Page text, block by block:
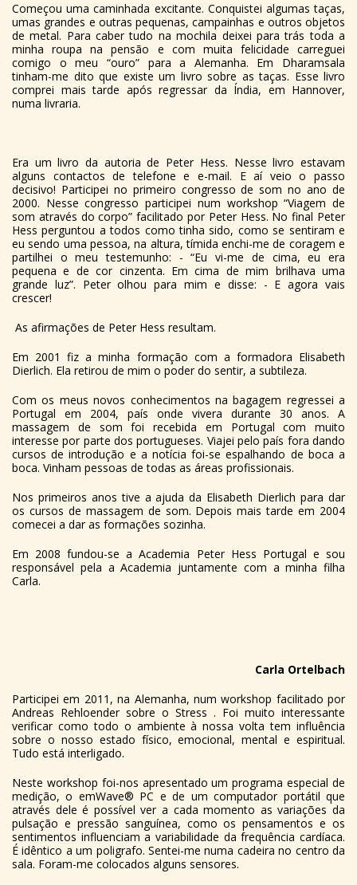
Começou uma caminhada excitante. Conquistei algumas taças,
umas grandes e outras pequenas, campainhas e outros objetos
de metal. Para caber tudo na mochila deixei para trás toda a
minha roupa na pensão e com muita felicidade carreguei
comigo o meu “ouro” para a Alemanha. Em Dharamsala
tinham-me dito que existe um livro sobre as taças. Esse livro
comprei mais tarde após regressar da Índia, em Hannover,
numa livraria.
Era um livro da autoria de Peter Hess. Nesse livro estavam
alguns contactos de telefone e e-mail. E aí veio o passo
decisivo! Participei no primeiro congresso de som no ano de
2000. Nesse congresso participei num workshop “Viagem de
som através do corpo” facilitado por Peter Hess. No final Peter
Hess perguntou a todos como tinha sido, como se sentiram e
eu sendo uma pessoa, na altura, tímida enchi-me de coragem e
partilhei o meu testemunho: - “Eu vi-me de cima, eu era
pequena e de cor cinzenta. Em cima de mim brilhava uma
grande luz”. Peter olhou para mim e disse: - E agora vais
crescer!
As afirmações de Peter Hess resultam.
Em 2001 fiz a minha formação com a formadora Elisabeth
Dierlich. Ela retirou de mim o poder do sentir, a subtileza.
Com os meus novos conhecimentos na bagagem regressei a
Portugal em 2004, país onde vivera durante 30 anos. A
massagem de som foi recebida em Portugal com muito
interesse por parte dos portugueses. Viajei pelo país fora dando
cursos de introdução e a notícia foi-se espalhando de boca a
boca. Vinham pessoas de todas as áreas profissionais.
Nos primeiros anos tive a ajuda da Elisabeth Dierlich para dar
os cursos de massagem de som. Depois mais tarde em 2004
comecei a dar as formações sozinha.
Em 2008 fundou-se a Academia Peter Hess Portugal e sou
responsável pela a Academia juntamente com a minha filha
Carla.
Carla Ortelbach
Participei em 2011, na Alemanha, num workshop facilitado por
Andreas Rehloender sobre o Stress . Foi muito interessante
verificar como todo o ambiente à nossa volta tem influência
sobre o nosso estado físico, emocional, mental e espiritual.
Tudo está interligado.
Neste workshop foi-nos apresentado um programa especial de
medição, o emWave® PC e de um computador portátil que
através dele é possível ver a cada momento as variações da
pulsação e pressão sanguínea, como os pensamentos e os
sentimentos influenciam a variabilidade da frequência cardíaca.
É idêntico a um poligrafo. Sentei-me numa cadeira no centro da
sala. Foram-me colocados alguns sensores.